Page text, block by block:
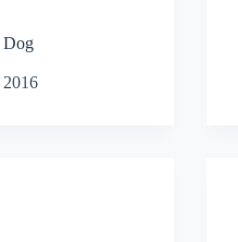
2016